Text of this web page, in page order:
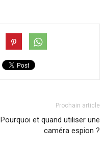
Prochain article
Pourquoi et quand utiliser une
caméra espion ?